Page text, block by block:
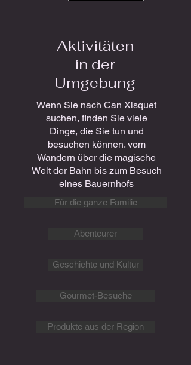
Aktivitäten
in der
Umgebung
Wenn Sie nach Can Xisquet
suchen, finden Sie viele
Dinge, die Sie tun und
besuchen können. vom
Wandern über die magische
Welt der Bahn bis zum Besuch
eines Bauernhofs
Für die ganze Familie
Abenteurer
Geschichte und Kultur
Gourmet-Besuche
Produkte aus der Region